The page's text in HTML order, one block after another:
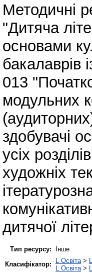
Методичні
"Дитяча
основами
бакалаврів
013
модульних
здобувачі
усіх
художніх
дитячої
Тип ресурсу:
Інше
Класифікатор:
L Освіта >
L Освіта >